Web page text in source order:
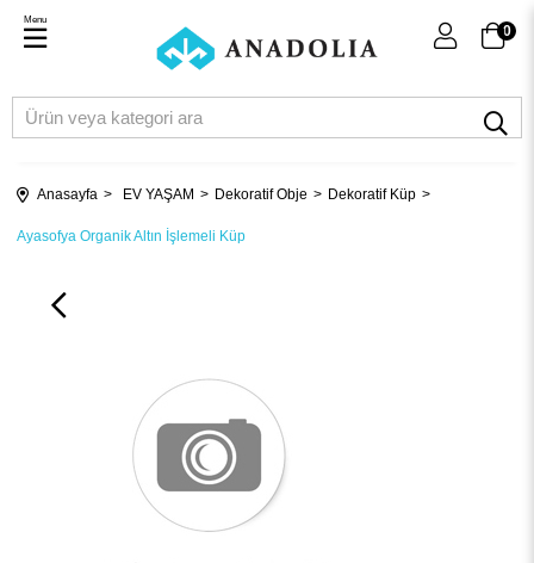
0
Menu
Anasayfa EV YAŞAM Dekoratif Obje Dekoratif Küp
Ayasofya Organik Altın İşlemeli Küp